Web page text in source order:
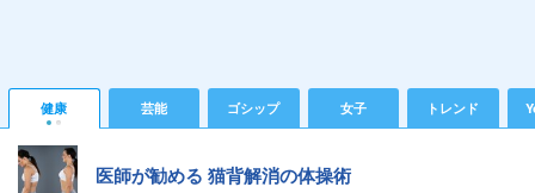
健康 芸能 ゴシップ 女子 トレンド
医師が勧める 猫背解消の体操術